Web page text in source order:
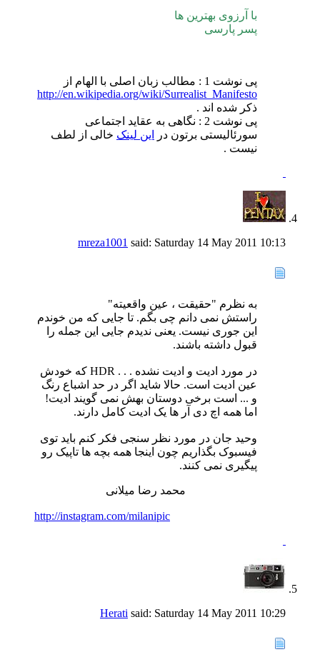
با آرزوی بهترین ها
پسر پارسی
پی نوشت 1 : مطالب زبان اصلی با الهام از
http://en.wikipedia.org/wiki/Surrealist_Manifesto
ذکر شده اند .
پی نوشت 2 : نگاهی به عقاید اجتماعی
سورئالیستی برتون در
این لینک خالی از لطف
نیست .
mreza1001 said: Saturday 14 May 2011 10:13
به نظرم "حقیقت ، عین واقعیته"
راستش نمی دانم چی بگم. تا جایی که من خوندم
این جوری نیست. یعنی ندیدم جایی این جمله را
قبول داشته باشند.
در مورد ادیت و ادیت نشده . . . HDR که خودش
عین ادیت است. حالا شاید اگر در حد اشباع رنگ
و ... است برخی دوستان بهش نمی گویند ادیت!
اما همه اچ دی آر ها یک ادیت کامل دارند.
وحید جان در مورد نظر سنجی فکر کنم باید توی
فیسبوک بگذاریم چون اینجا همه بچه ها تاپیک رو
پیگیری نمی کنند.
محمد رضا میلانی
http://instagram.com/milanipic
Herati said: Saturday 14 May 2011 10:29